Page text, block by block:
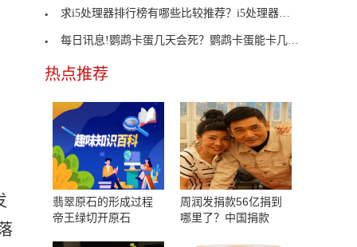
求i5处理器排行榜有哪些比较推荐？i5处理器性能排行
每日讯息!鹦鹉卡蛋几天会死？鹦鹉卡蛋能卡几天？
热点推荐
翡翠原石的形成过程
帝王绿切开原石
周润发捐款56亿捐到
哪里了？中国捐款